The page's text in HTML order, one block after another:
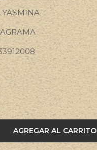
YASMINA
AGREGAR AL CARRITO